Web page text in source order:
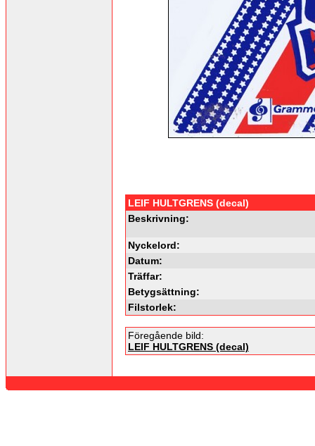
LEIF HULTGRENS (decal)
Beskrivning:
Nyckelord:
Datum:
Träffar:
Betygsättning:
Filstorlek:
Föregående bild:
LEIF HULTGRENS (decal)